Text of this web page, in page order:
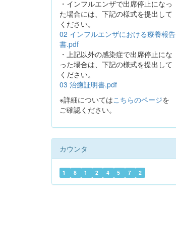
・インフルエンザで出席停止になっ
た場合には、下記の様式を提出して
ください。
02 インフルエンザにおける療養報告
書.pdf
・上記以外の感染症で出席停止にな
った場合は、下記の様式を提出して
ください。
03 治癒証明書.pdf
※詳細についてはこちらのページを
ご確認ください。
カウンタ
1 8 1 2 4 5 7 2